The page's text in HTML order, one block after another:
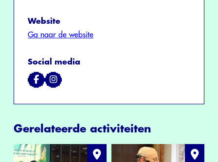
Website
Ga naar de website
Social media
Gerelateerde activiteiten